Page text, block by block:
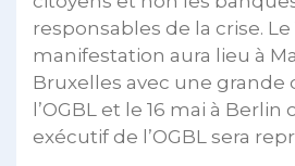
responsables de la crise. Le
manifestation aura lieu à
Bruxelles avec une grande
l’OGBL et le 16 mai à
exécutif de l’OGBL sera